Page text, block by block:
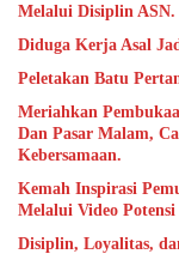
Melalui Disiplin ASN.
Diduga Kerja Asal
Peletakan Batu
Meriahkan
Dan Pasar Malam,
Kebersamaan.
Kemah Inspirasi
Melalui Video Potensi
Disiplin, Loyalitas,